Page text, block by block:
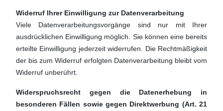
Widerruf Ihrer Einwilligung zur Datenverarbeitung
Viele Datenverarbeitungsvorgänge sind nur mit Ihrer
ausdrücklichen Einwilligung möglich. Sie können eine bereits
erteilte Einwilligung jederzeit widerrufen. Die Rechtmäßigkeit
der bis zum Widerruf erfolgten Datenverarbeitung bleibt vom
Widerruf unberührt.
Widerspruchsrecht gegen die Datenerhebung in
besonderen Fällen sowie gegen Direktwerbung (Art. 21